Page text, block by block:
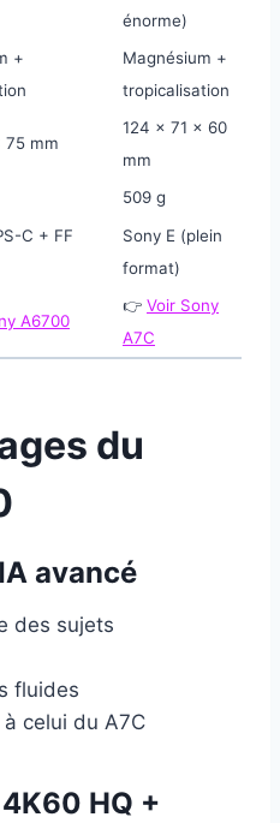
énorme)
+
Magnésium +
tropicalisation
75 mm
124 × 71 × 60
mm
509 g
C + FF
Sony E (plein
format)
A6700
👉 Voir Sony
A7C
du
avancé
des sujets
fluides
celui du A7C
HQ +